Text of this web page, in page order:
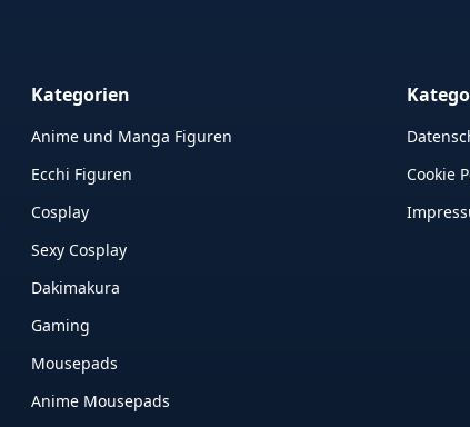
Kategorien
Anime und Manga Figuren
Ecchi Figuren
Cosplay
Sexy Cosplay
Dakimakura
Gaming
Mousepads
Anime Mousepads
Cookie